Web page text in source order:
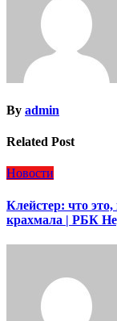
By admin
Related Post
Новости
Клейстер: что
крахмала | РБК